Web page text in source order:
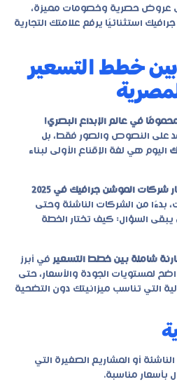
عروض حصرية وخصومات مميزة،
استثنائيًا يرفع علامتك التجارية
خطط التسعير
في عالم الإبداع البصري!
على النصوص والصور فقط، بل
اليوم هي لغة الإقناع الأولى لبناء
شركات الموشن جرافيك في 2025
بدءًا من الشركات الناشئة وحتى
يبقى السؤال: كيف تختار الخطة
شاملة بين خطط التسعير في أبرز
لمستويات الجودة والأسعار، حتى
التي تناسب ميزانيتك دون التضحية
أو المشاريع الصغيرة التي
مناسبة.